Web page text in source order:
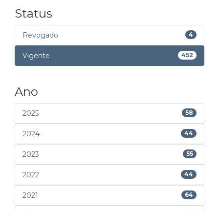
Status
Revogado 4
Vigente 452
Ano
2025 58
2024 44
2023 55
2022 44
2021 64